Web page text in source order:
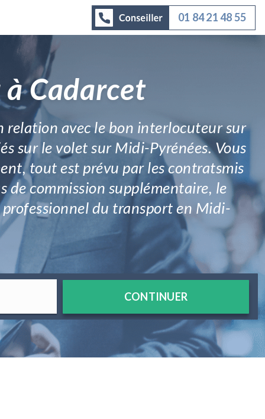
01 84 21 48 55
Cadarcet
relation avec le bon interlocuteur sur
sur le volet sur Midi-Pyrénées. Vous
tout est prévu par les contratsmis
de commission supplémentaire, le
du transport en Midi-
CONTINUER